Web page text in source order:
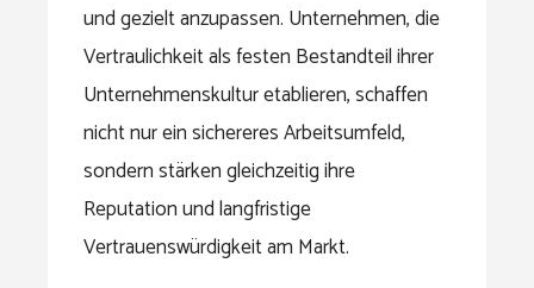
und gezielt anzupassen. Unternehmen, die
Vertraulichkeit als festen Bestandteil ihrer
Unternehmenskultur etablieren, schaffen
nicht nur ein sichereres Arbeitsumfeld,
sondern stärken gleichzeitig ihre
Reputation und langfristige
Vertrauenswürdigkeit am Markt.